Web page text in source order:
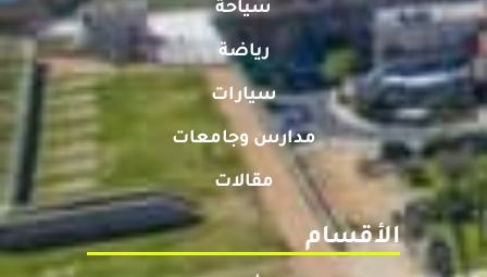
سياحة
رياضة
سيارات
مدارس وجامعات
مقالات
الأقسام